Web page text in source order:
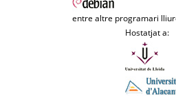
entre altre programari
Hostatjat a: